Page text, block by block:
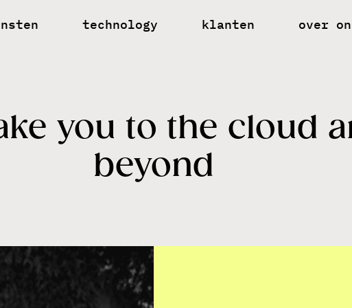
wifi
technology klanten over
you to the cloud
beyond